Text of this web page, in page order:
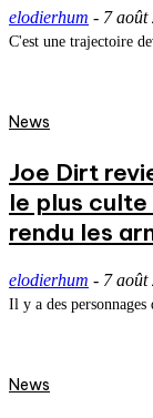
elodierhum - 7 août
C'est une trajectoire
News
Joe Dirt
le plus culte
rendu les
elodierhum - 7 août
Il y a des
News